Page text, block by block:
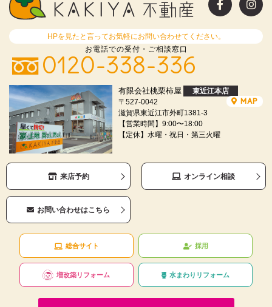
HPを見たと言ってお気軽にお問い合わせてください。
お電話での受付・ご相談窓口
0120-338-336
有限会社桃栗柿屋
東近江本店
〒527-0042
滋賀県東近江市外町1381-3
【営業時間】9:00〜18:00
【定休】水曜・祝日・第三火曜
MAP
来店予約 オンライン相談
お問い合わせはこちら
総合サイト 採用
増改築リフォーム 水まわりリフォーム